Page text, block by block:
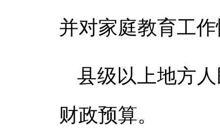
并对家庭教育工
县级以上地方
财政预算。